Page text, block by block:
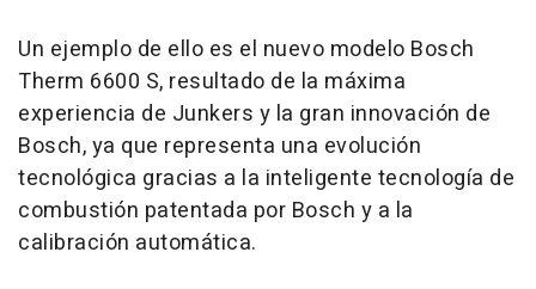
Un ejemplo de ello es el nuevo modelo Bosch
Therm 6600 S, resultado de la máxima
experiencia de Junkers y la gran innovación de
Bosch, ya que representa una evolución
tecnológica gracias a la inteligente tecnología de
combustión patentada por Bosch y a la
calibración automática.